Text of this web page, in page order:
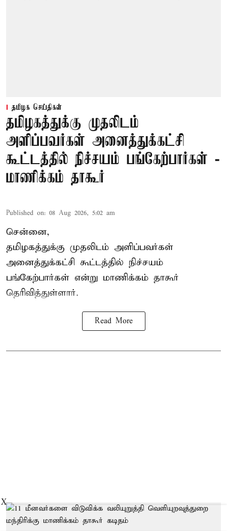
தமிழக செய்திகள்
தமிழகத்துக்கு முதலிடம்
அளிப்பவர்கள் அனைத்துக்கட்சி
கூட்டத்தில் நிச்சயம் பங்கேற்பார்கள் -
மாணிக்கம் தாகூர்
Published on: 08 Aug 2026, 5:02 am
சென்னை,
தமிழகத்துக்கு முதலிடம் அளிப்பவர்கள்
அனைத்துக்கட்சி கூட்டத்தில் நிச்சயம்
பங்கேற்பார்கள் என்று மாணிக்கம் தாகூர்
தெரிவித்துள்ளார்.
Read More
X